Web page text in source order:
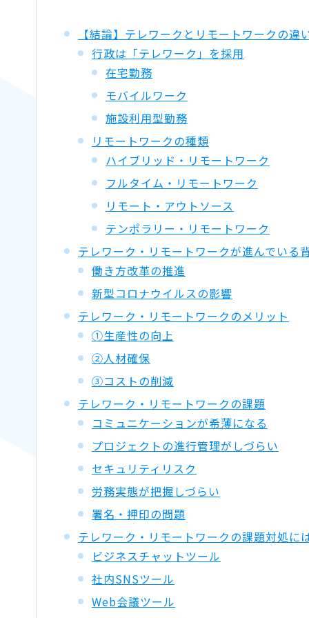
【結論】テレワークとリモートワークの違
行政は「テレワーク」を採用
在宅勤務
モバイルワーク
施設利用型勤務
リモートワークの種類
ハイブリッド・リモートワーク
フルタイム・リモートワーク
リモート・アウトソース
テンポラリー・リモートワーク
テレワーク・リモートワークが進んでいる
働き方改革の推進
新型コロナウイルスの影響
テレワーク・リモートワークのメリット
①生産性の向上
②人材確保
③コストの削減
テレワーク・リモートワークの課題
コミュニケーションが希薄になる
プロジェクトの進行管理がしづらい
セキュリティリスク
労務実態が把握しづらい
署名・押印の問題
テレワーク・リモートワークの課題対処に
ビジネスチャットツール
社内SNSツール
Web会議ツール